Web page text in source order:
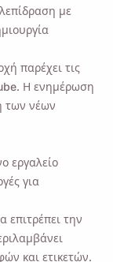
με
παρέχει τις
Η ενημέρωση
των νέων
εργαλείο
για
επιτρέπει την
και ετικετών.